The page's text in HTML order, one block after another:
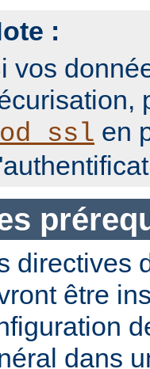
:
vos
en
directives
être
dans